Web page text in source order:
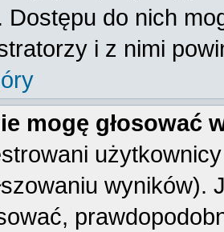
Dostępu do nich
i z nimi
mogę głosować
wyników).